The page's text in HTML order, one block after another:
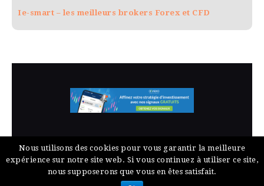
Ie-smart – les meilleurs brokers Forex et CFD
©2022 navasa.org tous droits
réservés
Nous utilisons des cookies pour vous garantir la meilleure
expérience sur notre site web. Si vous continuez à utiliser ce site,
nous supposerons que vous en êtes satisfait.